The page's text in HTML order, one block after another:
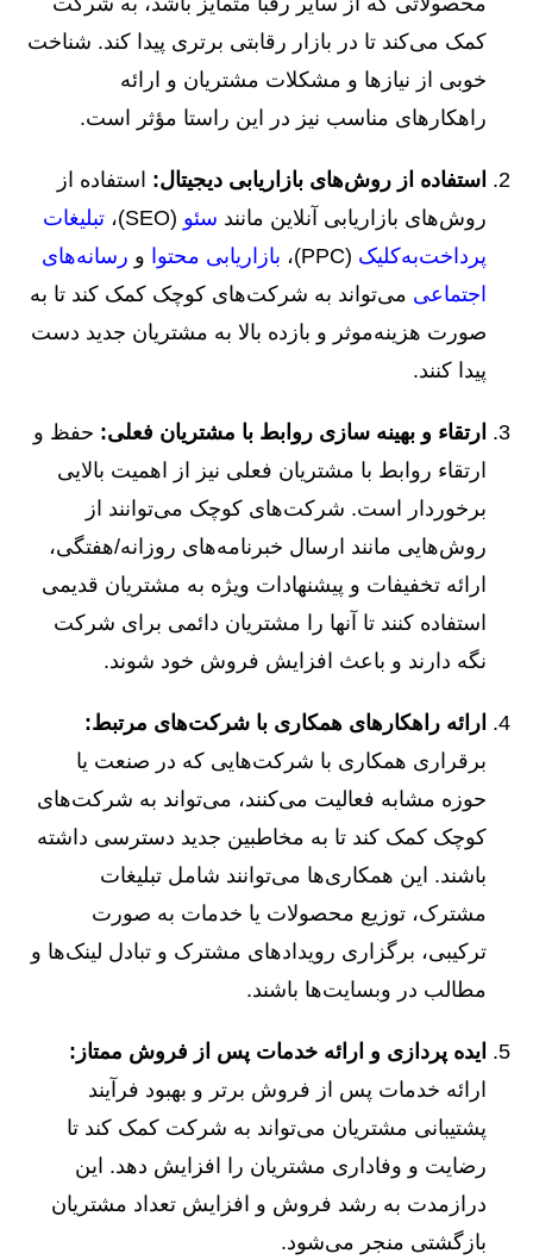
کمک می‌کند تا در بازار رقابتی برتری پیدا کند. شناخت
خوبی از نیازها و مشکلات مشتریان و ارائه
راهکارهای مناسب نیز در این راستا مؤثر است.
استفاده از روش‌های بازاریابی دیجیتال: استفاده از
روش‌های بازاریابی آنلاین مانند سئو (SEO)،
تبلیغات
پرداخت‌به‌کلیک (PPC)، بازاریابی محتوا و رسانه‌های
اجتماعی می‌تواند به شرکت‌های کوچک کمک کند تا به
صورت هزینه‌موثر و بازده بالا به مشتریان جدید دست
پیدا کنند.
ارتقاء و بهینه سازی روابط با مشتریان فعلی: حفظ و
ارتقاء روابط با مشتریان فعلی نیز از اهمیت بالایی
برخوردار است. شرکت‌های کوچک می‌توانند از
روش‌هایی مانند ارسال خبرنامه‌های روزانه/هفتگی،
ارائه تخفیفات و پیشنهادات ویژه به مشتریان قدیمی
استفاده کنند تا آنها را مشتریان دائمی برای شرکت
نگه دارند و باعث افزایش فروش خود شوند.
ارائه راهکارهای همکاری با شرکت‌های مرتبط:
برقراری همکاری با شرکت‌هایی که در صنعت یا
حوزه مشابه فعالیت می‌کنند، می‌تواند به شرکت‌های
کوچک کمک کند تا به مخاطبین جدید دسترسی داشته
باشند. این همکاری‌ها می‌توانند شامل تبلیغات
مشترک، توزیع محصولات یا خدمات به صورت
ترکیبی، برگزاری رویدادهای مشترک و تبادل لینک‌ها و
مطالب در وبسایت‌ها باشند.
ایده پردازی و ارائه خدمات پس از فروش ممتاز:
ارائه خدمات پس از فروش برتر و بهبود فرآیند
پشتیبانی مشتریان می‌تواند به شرکت کمک کند تا
رضایت و وفاداری مشتریان را افزایش دهد. این
درازمدت به رشد فروش و افزایش تعداد مشتریان
بازگشتی منجر می‌شود.